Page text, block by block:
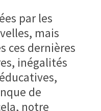
par les
mais
ces dernières
inégalités
de
notre